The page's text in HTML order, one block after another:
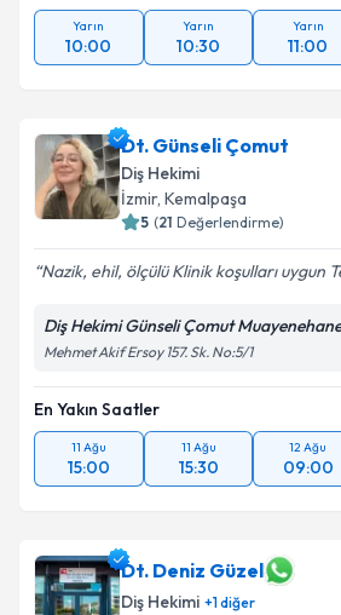
Yarın
10:00
Yarın
10:30
Yarın
11:00
Dt. Günseli Çomut
Diş Hekimi
İzmir, Kemalpaşa
5 (21 Değerlendirme)
Nazik, ehil, ölçülü Klinik koşulları uygun
Diş Hekimi Günseli Çomut
Mehmet Akif Ersoy 157. Sk. No:5/1
En Yakın Saatler
11 Ağu
15:00
11 Ağu
15:30
12 Ağu
09:00
Dt. Deniz Güzel
Diş Hekimi +1diğer